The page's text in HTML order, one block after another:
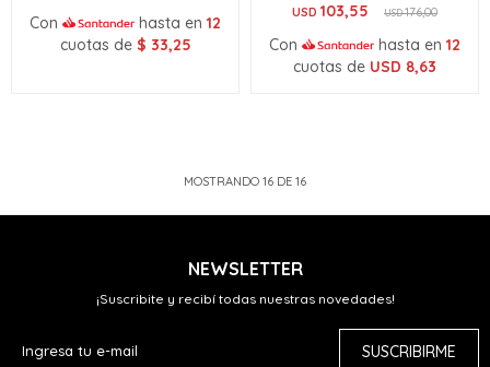
Con hasta en 12
cuotas de $ 33,25
USD 103,55 USD176,00
Con hasta en 12
cuotas de USD 8,63
MOSTRANDO 16 DE 16
NEWSLETTER
¡Suscribite y recibí todas nuestras novedades!
SUSCRIBIRME